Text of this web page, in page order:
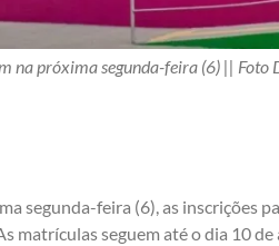
na próxima segunda-feira (6) || Foto
segunda-feira (6), as inscrições
matrículas seguem até o dia 10 de